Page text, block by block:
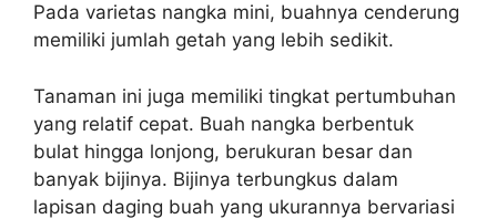
Pada varietas nangka mini, buahnya cenderung
memiliki jumlah getah yang lebih sedikit.
Tanaman ini juga memiliki tingkat pertumbuhan
yang relatif cepat. Buah nangka berbentuk
bulat hingga lonjong, berukuran besar dan
banyak bijinya. Bijinya terbungkus dalam
lapisan daging buah yang ukurannya bervariasi